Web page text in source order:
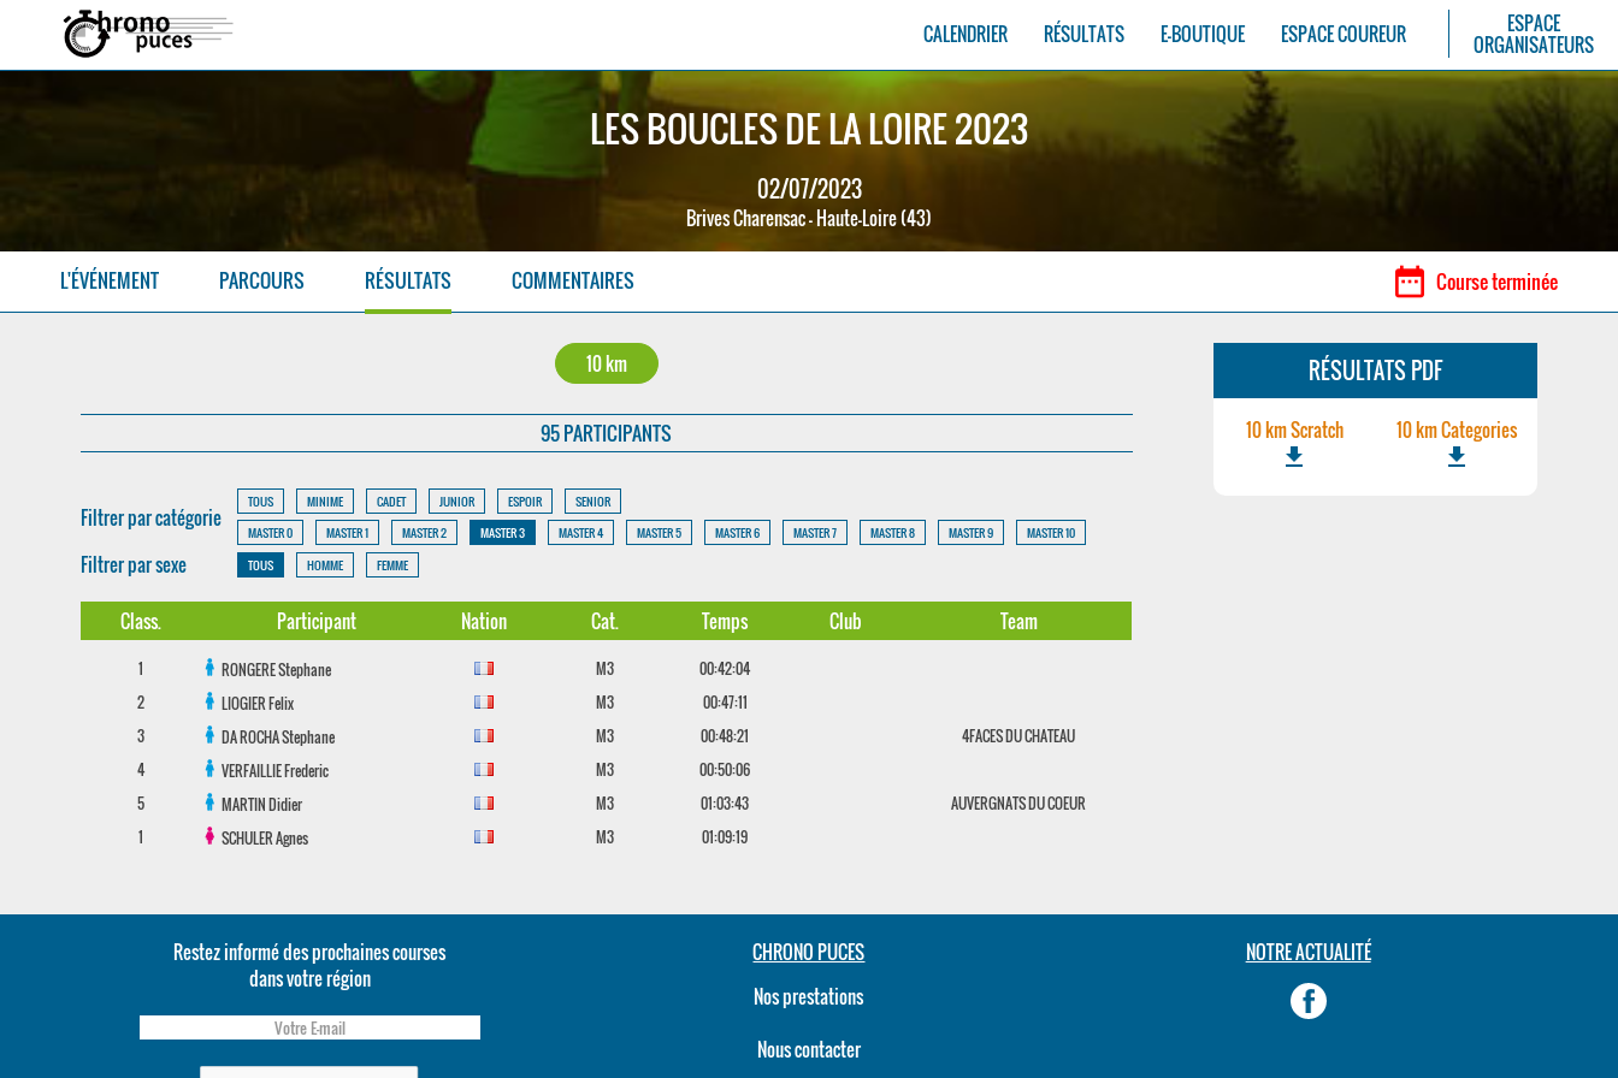
CALENDRIER RÉSULTATS E-BOUTIQUE ESPACE COUREUR
ESPACE
ORGANISATEURS
LES BOUCLES DE LA LOIRE 2023
02/07/2023
Brives Charensac - Haute-Loire (43)
L'ÉVÉNEMENT PARCOURS RÉSULTATS COMMENTAIRES date_range Course terminée
10 km
95 PARTICIPANTS
Filtrer par catégorie
TOUS MINIME CADET JUNIOR ESPOIR
SENIOR
MASTER 0
MASTER 1 MASTER 2 MASTER 3 MASTER 4 MASTER 5 MASTER 6 MASTER 7 MASTER 8 MASTER 9 MASTER 10
Filtrer par sexe TOUS HOMME FEMME
Class. Participant Nation Cat. Temps Club Team
1 RONGEREStephane M3
00:42:04
2
LIOGIERFelix M3
00:47:11
3
DA ROCHAStephane M3 00:48:21
4FACES DU CHATEAU
4
VERFAILLIEFrederic M3
00:50:06
5
MARTINDidier M3 01:03:43
AUVERGNATS DU COEUR
1
SCHULERAgnes M3 01:09:19
RÉSULTATS PDF
10 km Scratch
file_download
10 km Categories
file_download
Restez informé des prochaines courses
dans votre région
CHRONO PUCES
Nos prestations
Nous contacter
NOTRE ACTUALITÉ